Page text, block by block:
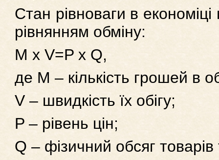
Стан рівноваги в
рівнянням обміну:
M x V=P x Q,
де M – кількість грошей в
V – швидкість їх обігу;
P – рівень цін;
Q – фізичний обсяг товарів